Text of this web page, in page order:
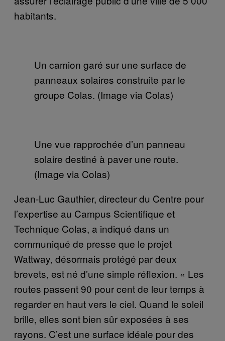
habitants.
Un camion garé sur une surface de
panneaux solaires construite par le
groupe Colas. (Image via Colas)
Une vue rapprochée d’un panneau
solaire destiné à paver une route.
(Image via Colas)
Jean-Luc Gauthier, directeur du Centre pour
l’expertise au Campus Scientifique et
Technique Colas, a indiqué dans un
communiqué de presse que le projet
Wattway, désormais protégé par deux
brevets, est né d’une simple réflexion. « Les
routes passent 90 pour cent de leur temps à
regarder en haut vers le ciel. Quand le soleil
brille, elles sont bien sûr exposées à ses
rayons. C’est une surface idéale pour des